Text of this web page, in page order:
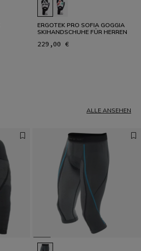
ERGOTEK PRO SOFIA GOGGIA
SKIHANDSCHUHE FÜR HERREN
229,00 €
ALLE ANSEHEN